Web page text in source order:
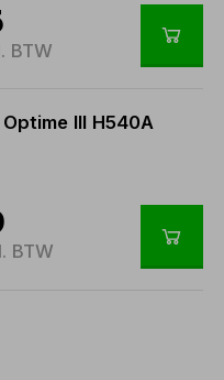
BTW
III H540A
BTW